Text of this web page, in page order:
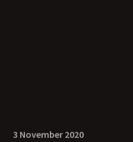
3 November 2020